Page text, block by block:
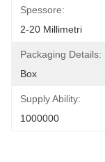
Spessore:
2-20 Millimetri
Packaging Details:
Box
Supply Ability:
1000000